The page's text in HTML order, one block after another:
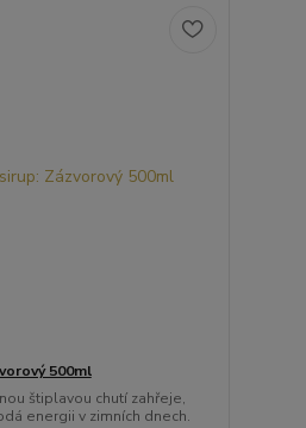
500ml
štiplavou chutí zahřeje,
energii v zimních dnech.